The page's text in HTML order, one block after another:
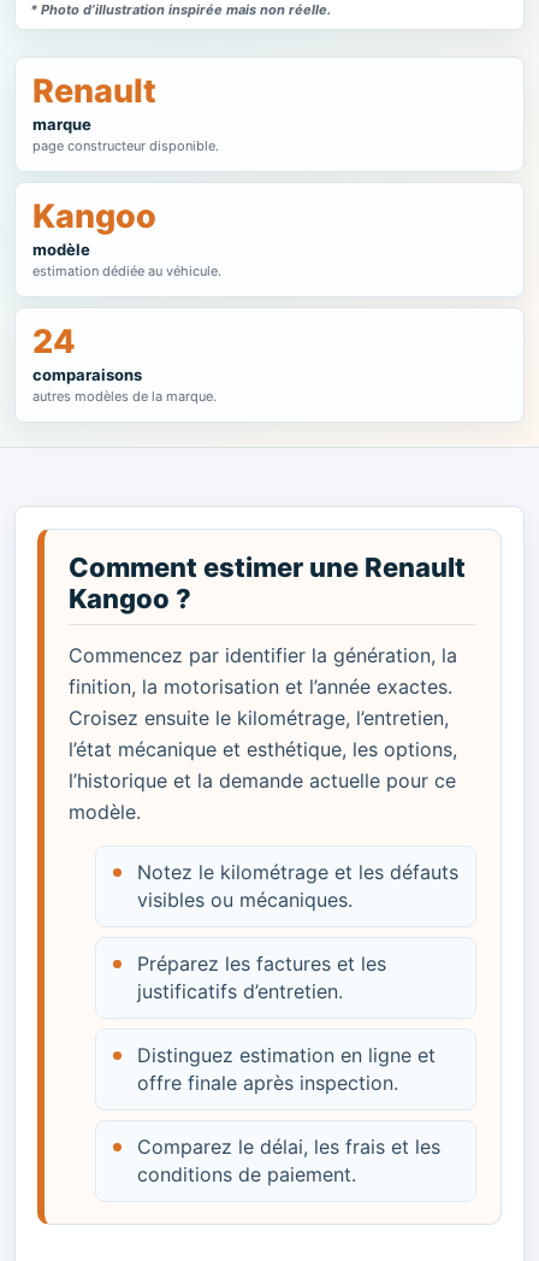
* Photo d’illustration inspirée mais non réelle.
Renault
marque
page constructeur disponible.
Kangoo
modèle
estimation dédiée au véhicule.
24
comparaisons
autres modèles de la marque.
Comment estimer une Renault
Kangoo ?
Commencez par identifier la génération, la
finition, la motorisation et l’année exactes.
Croisez ensuite le kilométrage, l’entretien,
l’état mécanique et esthétique, les options,
l’historique et la demande actuelle pour ce
modèle.
Notez le kilométrage et les défauts
visibles ou mécaniques.
Préparez les factures et les
justificatifs d’entretien.
Distinguez estimation en ligne et
offre finale après inspection.
Comparez le délai, les frais et les
conditions de paiement.